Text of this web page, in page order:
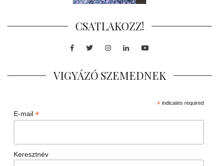
CSATLAKOZZ!
Facebook
TwitterInstagram
LinkedInYoutube
VIGYÁZÓ SZEMEDNEK
*indicates required
E-mail *
Keresztnév